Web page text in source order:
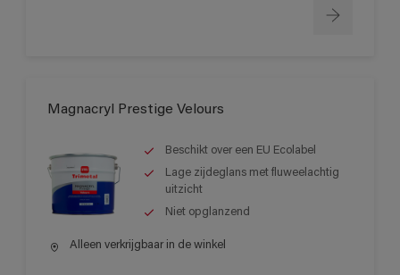
Magnacryl Prestige Velours
Beschikt over een EU Ecolabel
Lage zijdeglans met fluweelachtig
uitzicht
Niet opglanzend
Alleen verkrijgbaar in de winkel